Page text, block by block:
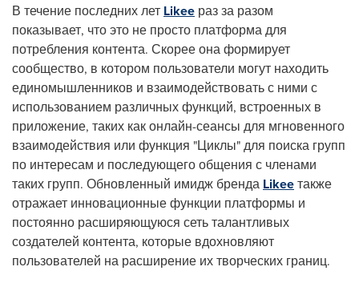
В течение последних лет Likee раз за разом
показывает, что это не просто платформа для
потребления контента. Скорее она формирует
сообщество, в котором пользователи могут находить
единомышленников и взаимодействовать с ними с
использованием различных функций, встроенных в
приложение, таких как онлайн-сеансы для мгновенного
взаимодействия или функция "Циклы" для поиска групп
по интересам и последующего общения с членами
таких групп. Обновленный имидж бренда Likeeтакже
отражает инновационные функции платформы и
постоянно расширяющуюся сеть талантливых
создателей контента, которые вдохновляют
пользователей на расширение их творческих границ.